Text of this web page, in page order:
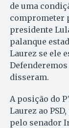
de uma
comprometer
presidente
palanque
Laurez se ele
disseram.
A posição do
Laurez ao
pelo senador